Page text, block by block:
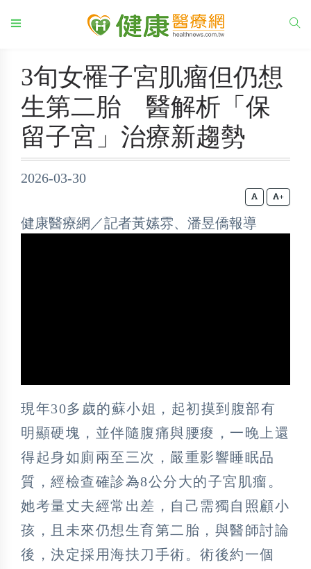
3旬女罹子宮肌瘤但仍想
生第二胎 醫解析「保
留子宮」治療新趨勢
2026-03-30
+
健康醫療網／記者黃嫊雰、潘昱僑報導
現年30多歲的蘇小姐，起初摸到腹部有
明顯硬塊，並伴隨腹痛與腰痠，一晚上還
得起身如廁兩至三次，嚴重影響睡眠品
質，經檢查確診為8公分大的子宮肌瘤。
她考量丈夫經常出差，自己需獨自照顧小
孩，且未來仍想生育第二胎，與醫師討論
後，決定採用海扶刀手術。術後約一個